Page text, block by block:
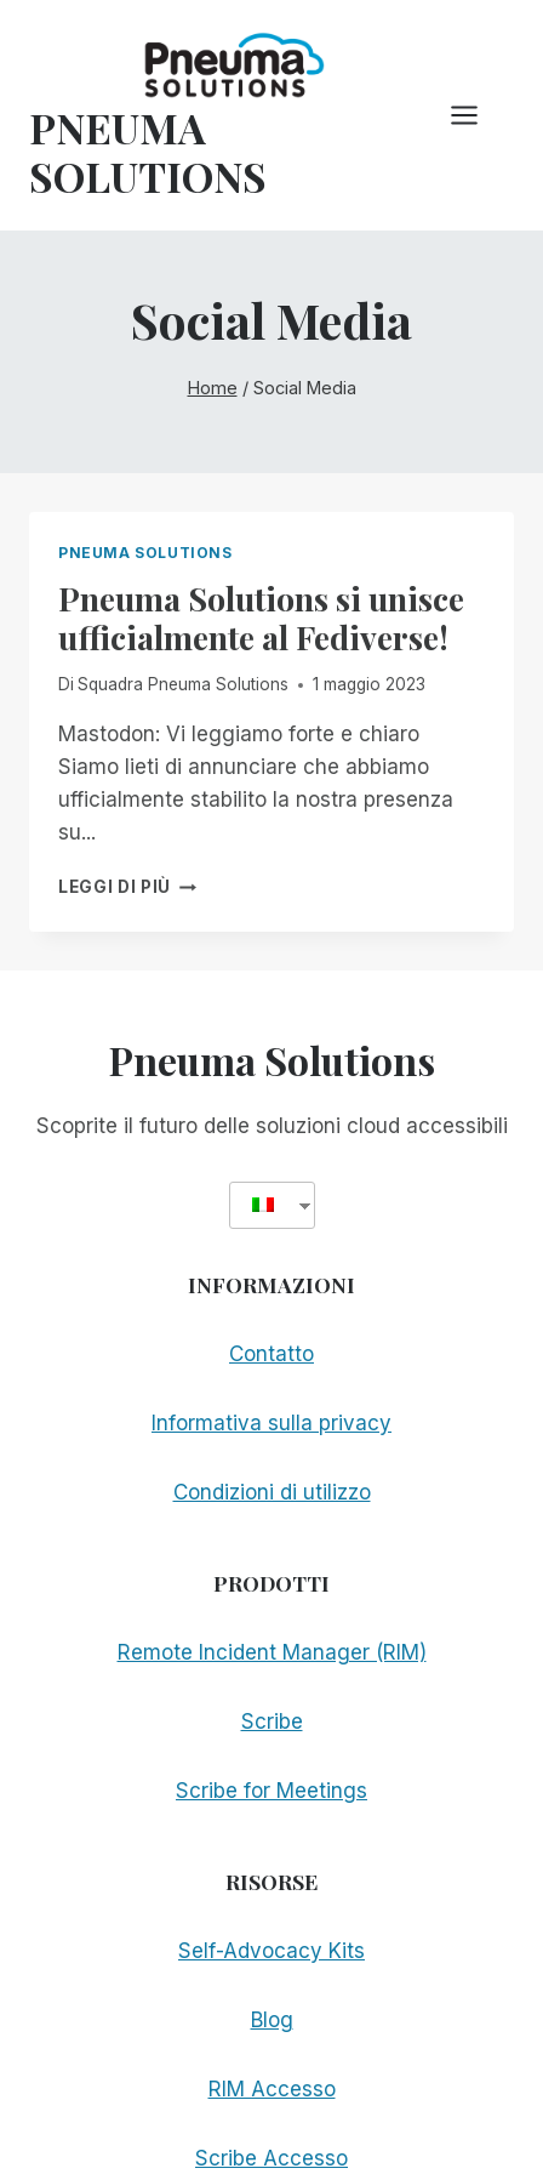
PNEUMA
SOLUTIONS
Social Media
Home / Social Media
PNEUMA SOLUTIONS
Pneuma Solutions si unisce
ufficialmente al Fediverse!
Di Squadra Pneuma Solutions 1 maggio 2023
Mastodon: Vi leggiamo forte e chiaro
Siamo lieti di annunciare che abbiamo
ufficialmente stabilito la nostra presenza
su...
LEGGI DI PIÙ PNEUMA
Pneuma Solutions
Scoprite il futuro delle soluzioni cloud accessibili
INFORMAZIONI
Contatto
Informativa sulla privacy
Condizioni di utilizzo
PRODOTTI
Remote Incident Manager (RIM)
Scribe
Scribe for Meetings
RISORSE
Self-Advocacy Kits
Blog
RIM Accesso
Scribe Accesso